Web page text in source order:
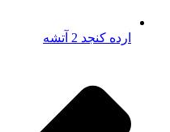
ارده کنجد 2 آتشه